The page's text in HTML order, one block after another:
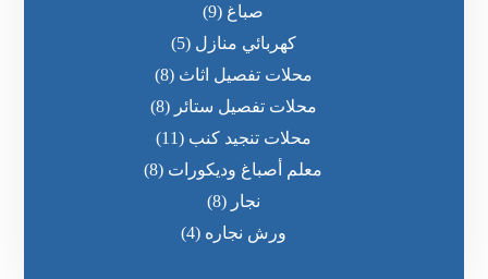
صباغ (9)
كهربائي منازل (5)
محلات تفصيل اثاث (8)
محلات تفصيل ستائر (8)
محلات تنجيد كنب (11)
معلم أصباغ وديكورات (8)
نجار (8)
ورش نجاره (4)